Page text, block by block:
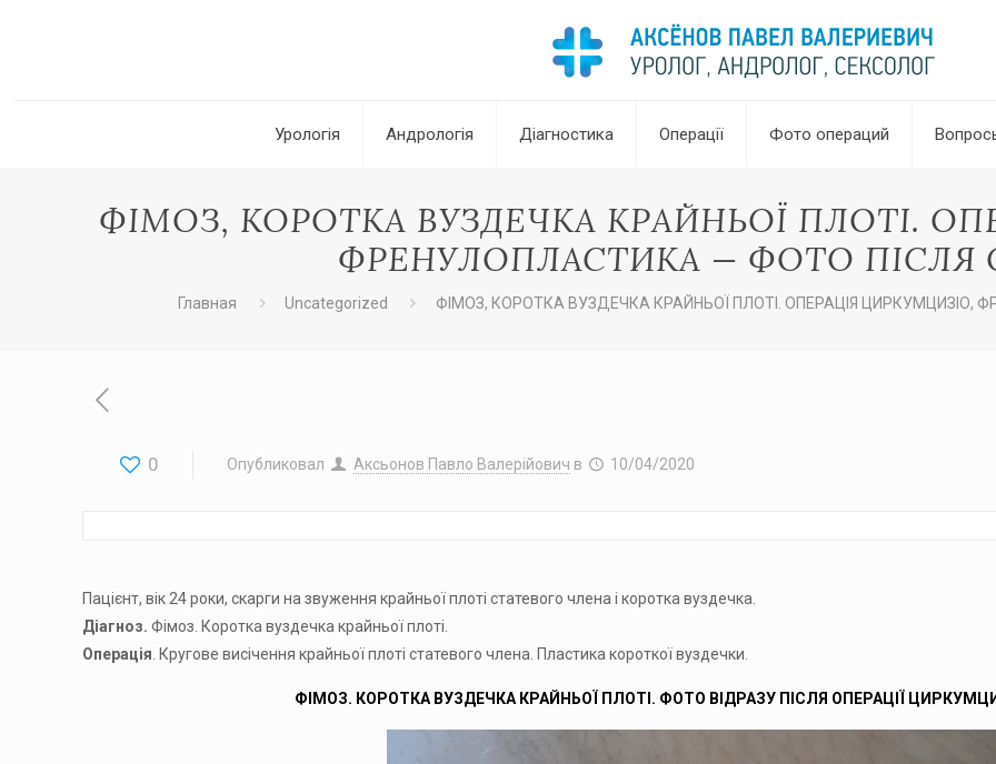
Урологія Андрологія Діагностика Операції Фото операций
ФІМОЗ, КОРОТКА ВУЗДЕЧКА КРАЙНЬОЇ ПЛОТІ.
ФРЕНУЛОПЛАСТИКА — ФОТО ПІСЛЯ
Главная Uncategorized ФІМОЗ, КОРОТКА ВУЗДЕЧКА КРАЙНЬОЇ ПЛОТІ. ОПЕРАЦІЯ ЦИРКУМЦИЗІО,
0 Опубликовал Аксьонов Павло Валерійович в 10/04/2020
Пацієнт, вік 24 роки, скарги на звуження крайньої плоті статевого члена і коротка вуздечка.
Діагноз. Фімоз. Коротка вуздечка крайньої плоті.
Операція . Кругове висічення крайньої плоті статевого члена. Пластика короткої вуздечки.
ФІМОЗ. КОРОТКА ВУЗДЕЧКА КРАЙНЬОЇ ПЛОТІ. ФОТО ВІДРАЗУ ПІСЛЯ ОПЕРАЦІЇ